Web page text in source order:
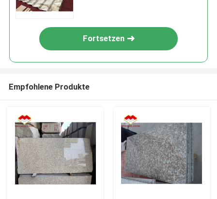
Fortsetzen
Empfohlene Produkte